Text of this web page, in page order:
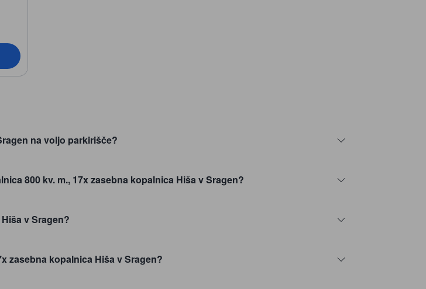
na voljo parkirišče?
800 kv. m., 17x zasebna kopalnica Hiša v Sragen?
v Sragen?
zasebna kopalnica Hiša v Sragen?